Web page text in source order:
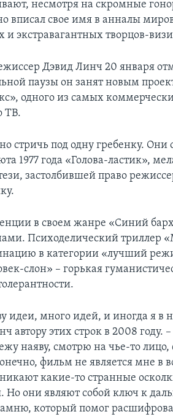
несмотря на скромные
вписал свое имя в анналы
экстравагантных творцов-
Дэвид Линч 20 января
паузы он занят новым
одного из самых
ТВ.
стричь под одну гребенку. Они
1977 года «Голова-ластик»,
застолбившей право
в своем жанре «Синий
Психоделический триллер
в категории «лучший
слон» – горькая
идеи, много идей, и иногда я в
автору этих строк в 2008 году.
наяву, смотрю на чье-то
фильм не является мне в
какие-то странные
Но они являют собой ключ к
который помог